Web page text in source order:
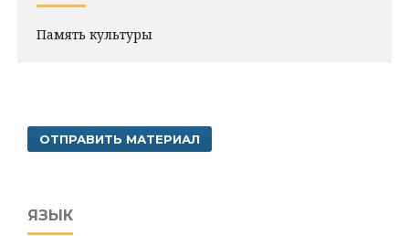
Память культуры
ОТПРАВИТЬ МАТЕРИАЛ
ЯЗЫК